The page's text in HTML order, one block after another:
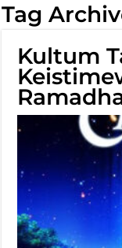
Tag
Kultum